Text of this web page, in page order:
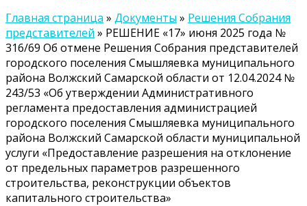
Главная страница » Документы » Решения Собрания
представителей » РЕШЕНИЕ «17» июня 2025 года №
316/69 Об отмене Решения Собрания представителей
городского поселения Смышляевка муниципального
района Волжский Самарской области от 12.04.2024 №
243/53 «Об утверждении Административного
регламента предоставления администрацией
городского поселения Смышляевка муниципального
района Волжский Самарской области муниципальной
услуги «Предоставление разрешения на отклонение
от предельных параметров разрешенного
строительства, реконструкции объектов
капитального строительства»